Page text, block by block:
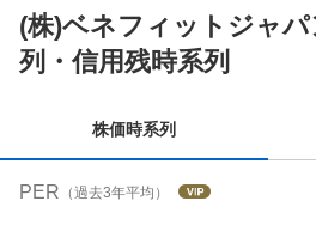
(株)ベネフィットジャ
列・信用残時系列
価
列
株価時系列
PER （過去3年平均）